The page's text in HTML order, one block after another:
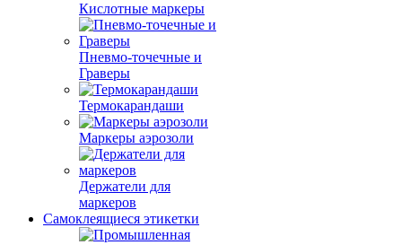
Кислотные маркеры
Пневмо-точечные и
Граверы
Термокарандаши
Маркеры аэрозоли
Держатели для
маркеров
Самоклеящиеся этикетки